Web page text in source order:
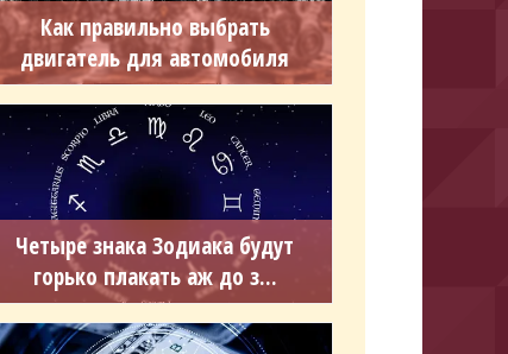
Как правильно выбрать
двигатель для автомобиля
Четыре знака Зодиака будут
горько плакать аж до з...